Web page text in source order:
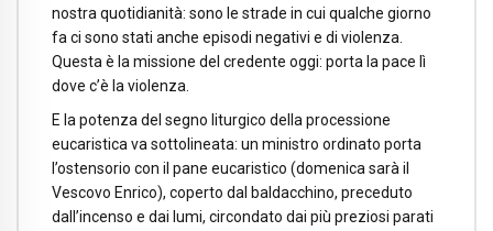
nostra quotidianità: sono le strade in cui qualche giorno
fa ci sono stati anche episodi negativi e di violenza.
Questa è la missione del credente oggi: porta la pace lì
dove c’è la violenza.
E la potenza del segno liturgico della processione
eucaristica va sottolineata: un ministro ordinato porta
l’ostensorio con il pane eucaristico (domenica sarà il
Vescovo Enrico), coperto dal baldacchino, preceduto
dall’incenso e dai lumi, circondato dai più preziosi parati